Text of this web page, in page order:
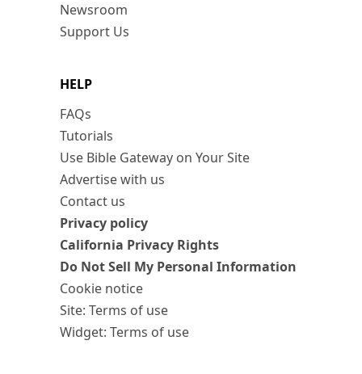
Newsroom
Support Us
HELP
FAQs
Tutorials
Use Bible Gateway on Your Site
Advertise with us
Contact us
Privacy policy
California Privacy Rights
Do Not Sell My Personal Information
Cookie notice
Site: Terms of use
Widget: Terms of use